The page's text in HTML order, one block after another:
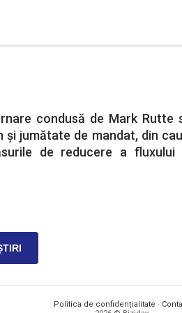
condusă de Mark Rutte
și jumătate de mandat, din
de reducere a fluxului
Politica de confidențialitate ·